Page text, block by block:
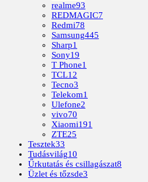
realme93
REDMAGIC7
Redmi78
Samsung445
Sharp1
Sony19
T Phone1
TCL12
Tecno3
Telekom1
Ulefone2
vivo70
Xiaomi191
ZTE25
Tesztek33
Tudásvilág10
Űrkutatás és csillagászat8
Üzlet és tőzsde3